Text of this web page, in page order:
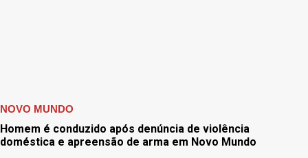
NOVO MUNDO
Homem é conduzido após denúncia de violência
doméstica e apreensão de arma em Novo Mundo